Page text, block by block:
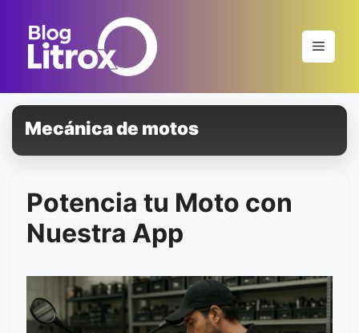
contenido
Menú
Mecánica de motos
Potencia tu Moto con
Nuestra App